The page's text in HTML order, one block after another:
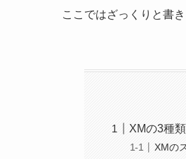
ここではざっくりと書
XMの3種
XMの